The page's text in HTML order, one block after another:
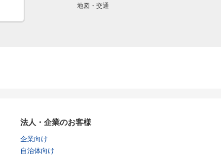
地図・交通
法人・企業のお客様
企業向け
自治体向け